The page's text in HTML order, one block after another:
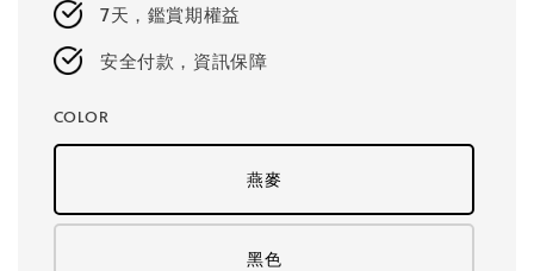
7天，鑑賞期權益
安全付款，資訊保障
COLOR
燕麥
黑色